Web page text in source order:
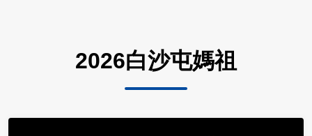
2026白沙屯媽祖